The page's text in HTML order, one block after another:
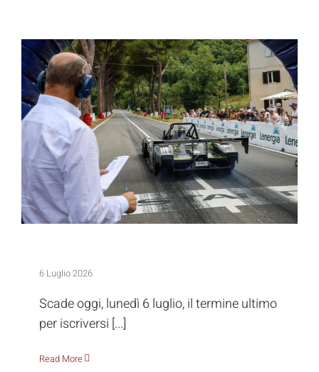
Iscrizioni in chiusura alla Rieti
Terminillo
6 Luglio 2026
Scade oggi, lunedì 6 luglio, il termine ultimo
per iscriversi [...]
Read More